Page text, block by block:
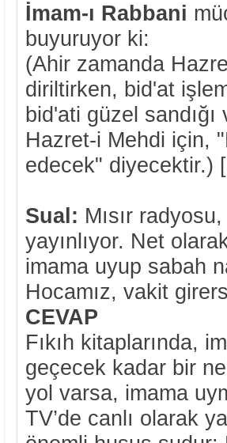
İmam-ı Rabbani
buyuruyor ki:
(Ahir zamanda
diriltirken, bid'at
bid'ati güzel
Hazret-i Mehdi için,
edecek" diyecektir.) [
Sual: Mısır
yayınlıyor. Net
imama uyup sabah
Hocamız, vakit
CEVAP
Fıkıh kitaplarında,
geçecek kadar bir
yol varsa, imama
TV’de canlı olarak